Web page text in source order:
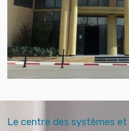
Le centre des systèmes